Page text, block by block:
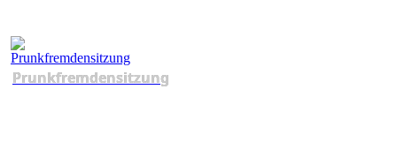
Prunkfremdensitzung